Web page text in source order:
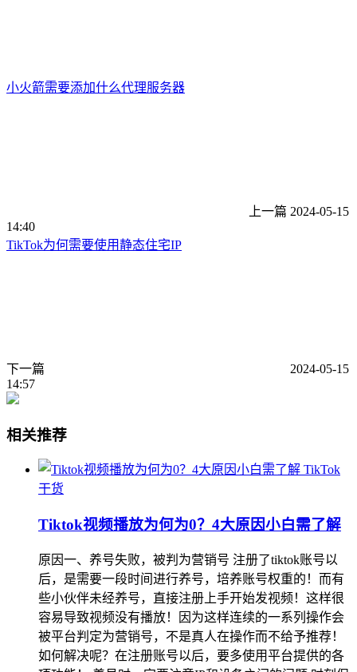
小火箭需要添加什么代理服务器
上一篇 2024-05-15
14:40
TikTok为何需要使用静态住宅IP
下一篇
2024-05-15
14:57
相关推荐
TikTok
干货
Tiktok视频播放为何为0？4大原因小白需了解
原因一、养号失败，被判为营销号 注册了tiktok账号以
后，是需要一段时间进行养号，培养账号权重的！而有
些小伙伴未经养号，直接注册上手开始发视频！这样很
容易导致视频没有播放！因为这样连续的一系列操作会
被平台判定为营销号，不是真人在操作而不给予推荐！
如何解决呢？在注册账号以后，要多使用平台提供的各